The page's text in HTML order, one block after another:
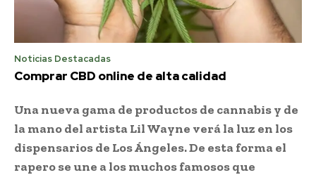
Noticias Destacadas
Comprar CBD online de alta calidad
Una nueva gama de productos de cannabis y de
la mano del artista Lil Wayne verá la luz en los
dispensarios de Los Ángeles. De esta forma el
rapero se une a los muchos famosos que